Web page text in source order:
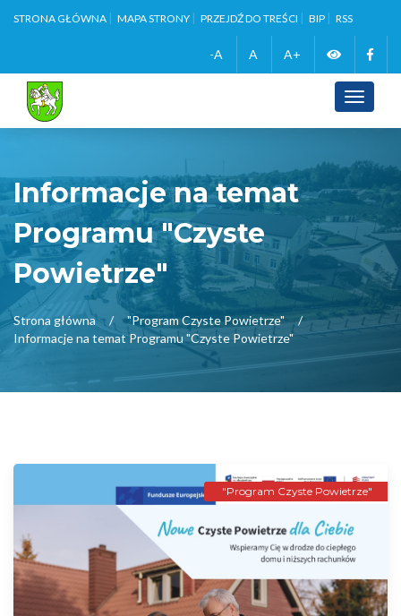
STRONA GŁÓWNA MAPA STRONY PRZEJDŹ DO TREŚCI BIP RSS
-A A A+ Zmień
wersję
Toggle
Informacje na temat
Programu "Czyste
Powietrze"
Strona główna
"Program Czyste Powietrze"
Informacje na temat Programu "Czyste Powietrze"
"Program Czyste Powietrze"